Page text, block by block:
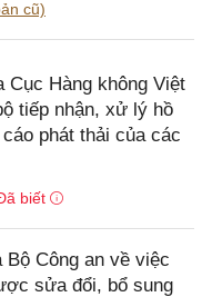
cũ)
Cục Hàng không Việt
tiếp nhận, xử lý hồ
phát thải của các
biết
Công an về việc
sửa đổi, bổ sung